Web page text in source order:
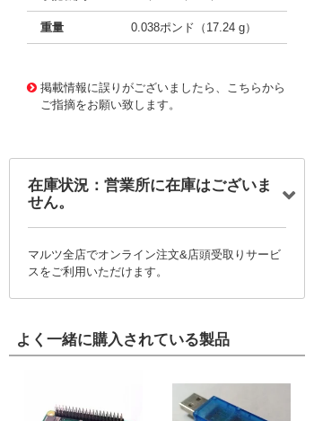
重量 0.038ポンド（17.24 g）
掲載情報に誤りがございましたら、こちらから
ご指摘をお願い致します。
在庫状況：営業所に在庫はございま
せん。
マルツ全店でオンライン注文&店頭受取りサービ
スをご利用いただけます。
よく一緒に購入されている製品